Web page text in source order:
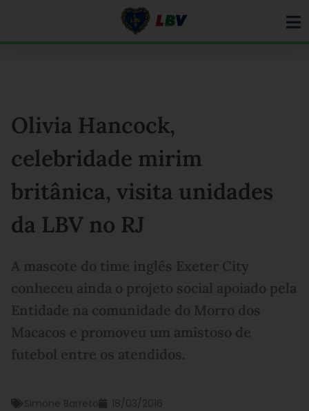
Olivia Hancock,
celebridade mirim
britânica, visita unidades
da LBV no RJ
A mascote do time inglês Exeter City
conheceu ainda o projeto social apoiado pela
Entidade na comunidade do Morro dos
Macacos e promoveu um amistoso de
futebol entre os atendidos.
Simone Barreto 18/03/2016